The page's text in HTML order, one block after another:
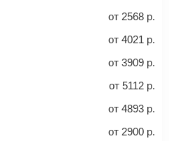
40 кг
от 2568 р.
от 4021 р.
от 3909 р.
от 5112 р.
от 4893 р.
от 2900 р.